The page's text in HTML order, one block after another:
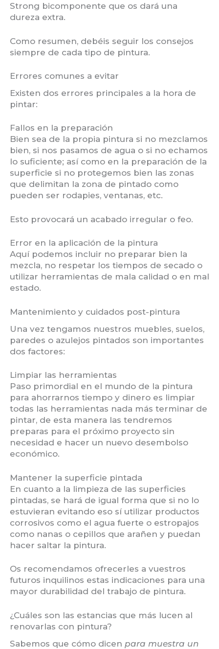
Strong bicomponente que os dará una
dureza extra.
Como resumen, debéis seguir los consejos
siempre de cada tipo de pintura.
Errores comunes a evitar
Existen dos errores principales a la hora de
pintar:
Fallos en la preparación
Bien sea de la propia pintura si no mezclamos
bien, si nos pasamos de agua o si no echamos
lo suficiente; así como en la preparación de la
superficie si no protegemos bien las zonas
que delimitan la zona de pintado como
pueden ser rodapies, ventanas, etc.
Esto provocará un acabado irregular o feo.
Error en la aplicación de la pintura
Aquí podemos incluir no preparar bien la
mezcla, no respetar los tiempos de secado o
utilizar herramientas de mala calidad o en mal
estado.
Mantenimiento y cuidados post-pintura
Una vez tengamos nuestros muebles, suelos,
paredes o azulejos pintados son importantes
dos factores:
Limpiar las herramientas
Paso primordial en el mundo de la pintura
para ahorrarnos tiempo y dinero es limpiar
todas las herramientas nada más terminar de
pintar, de esta manera las tendremos
preparas para el próximo proyecto sin
necesidad e hacer un nuevo desembolso
económico.
Mantener la superficie pintada
En cuanto a la limpieza de las superficies
pintadas, se hará de igual forma que si no lo
estuvieran evitando eso sí utilizar productos
corrosivos como el agua fuerte o estropajos
como nanas o cepillos que arañen y puedan
hacer saltar la pintura.
Os recomendamos ofrecerles a vuestros
futuros inquilinos estas indicaciones para una
mayor durabilidad del trabajo de pintura.
¿Cuáles son las estancias que más lucen al
renovarlas con pintura?
Sabemos que cómo dicen para muestra un